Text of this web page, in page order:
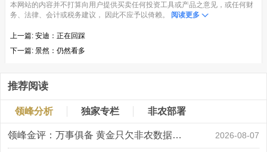
本网站的内容并不打算向用户提供买卖任何投资工具或产品之意见，或任何财
务、法律、会计或税务建议， 因此不应予以倚赖。
阅读更多
上一篇: 安迪：正在回踩
下一篇: 景然：仍然看多
推荐阅读
领峰分析 独家专栏 非农部署
领峰金评：万事俱备 黄金只欠非农数据“东风” 2026-08-07